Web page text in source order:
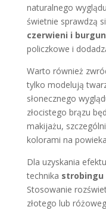
naturalnego
świetnie sprawdzą
czerwieni i
policzkowe i
Warto również
tylko modelują
słonecznego
złocistego brązu
makijażu,
kolorami na
Dla uzyskania
technika strobingu
Stosowanie
złotego lub